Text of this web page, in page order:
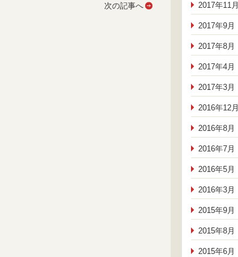
次の記事へ 2017年11月
2017年9月
2017年8月
2017年4月
2017年3月
2016年12月
2016年8月
2016年7月
2016年5月
2016年3月
2015年9月
2015年8月
2015年6月